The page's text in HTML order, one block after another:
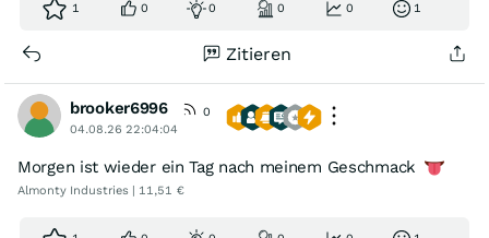
1 0 0 0 0 1
Zitieren
brooker6996
0
04.08.26 22:04:04
Morgen ist wieder ein Tag nach meinem Geschmack
Almonty Industries | 11,51 €